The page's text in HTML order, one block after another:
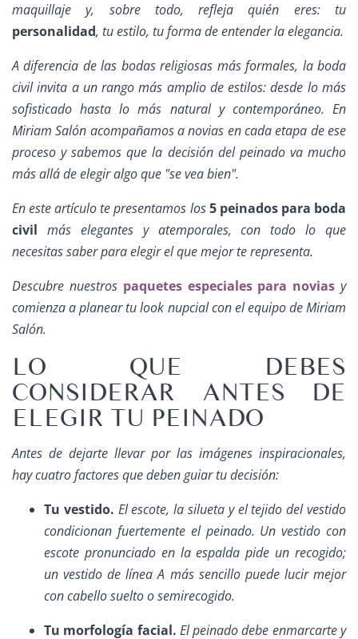
maquillaje y, sobre todo, refleja quién eres: tu
personalidad, tu estilo, tu forma de entender la elegancia.
A diferencia de las bodas religiosas más formales, la boda
civil invita a un rango más amplio de estilos: desde lo más
sofisticado hasta lo más natural y contemporáneo. En
Miriam Salón acompañamos a novias en cada etapa de ese
proceso y sabemos que la decisión del peinado va mucho
más allá de elegir algo que "se vea bien".
En este artículo te presentamos los5 peinados para boda
civil más elegantes y atemporales, con todo lo que
necesitas saber para elegir el que mejor te representa.
Descubre nuestrospaquetes especiales para novias y
comienza a planear tu look nupcial con el equipo de Miriam
Salón.
LO QUE DEBES
CONSIDERAR ANTES DE
ELEGIR TU PEINADO
Antes de dejarte llevar por las imágenes inspiracionales,
hay cuatro factores que deben guiar tu decisión:
Tu vestido. El escote, la silueta y el tejido del vestido
condicionan fuertemente el peinado. Un vestido con
escote pronunciado en la espalda pide un recogido;
un vestido de línea A más sencillo puede lucir mejor
con cabello suelto o semirecogido.
Tu morfología facial. El peinado debe enmarcarte y